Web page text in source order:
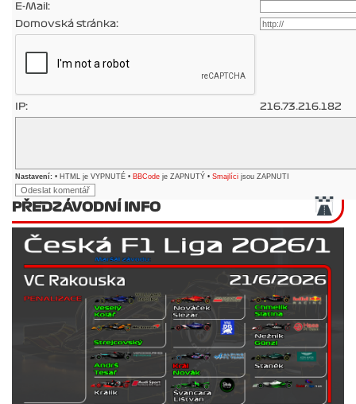
E-Mail:
Domovská stránka:
IP: 216.73.216.182
Nastavení: • HTML je VYPNUTÉ • BBCode je ZAPNUTÝ • Smajlíci jsou ZAPNUTI
PŘEDZÁVODNÍ INFO